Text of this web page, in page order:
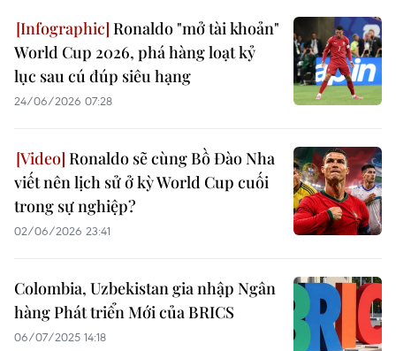
Ronaldo "mở tài khoản"
World Cup 2026, phá hàng loạt kỷ
lục sau cú đúp siêu hạng
24/06/2026 07:28
Ronaldo sẽ cùng Bồ Đào Nha
viết nên lịch sử ở kỳ World Cup cuối
trong sự nghiệp?
02/06/2026 23:41
Colombia, Uzbekistan gia nhập Ngân
hàng Phát triển Mới của BRICS
06/07/2025 14:18